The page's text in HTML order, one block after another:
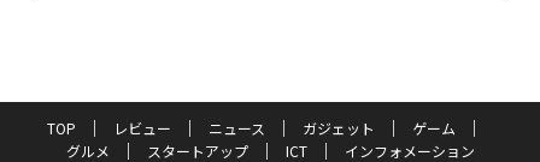
TOP レビュー ニュース ガジェット
ゲーム
グルメ
スタートアップ ICT
インフォメーション